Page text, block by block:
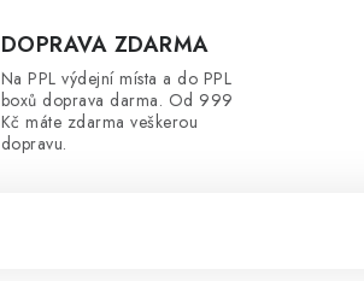
DOPRAVA ZDARMA
Na PPL výdejní místa a do PPL
boxů doprava darma. Od 999
Kč máte zdarma veškerou
dopravu.